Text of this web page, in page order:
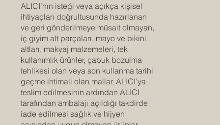
ALICI’nın isteği veya açıkça kişisel
ihtiyaçları doğrultusunda hazırlanan
ve geri gönderilmeye müsait olmayan,
iç giyim alt parçaları, mayo ve bikini
altları, makyaj malzemeleri, tek
kullanımlık ürünler, çabuk bozulma
tehlikesi olan veya son kullanma tarihi
geçme ihtimali olan mallar, ALICI’ya
teslim edilmesinin ardından ALICI
tarafından ambalajı açıldığı takdirde
iade edilmesi sağlık ve hijyen